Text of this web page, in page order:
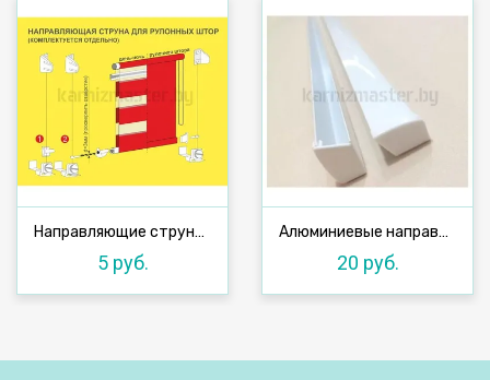
Направляющие струна (леска) 2 м
5 руб.
Алюминиевые направляющие с заглушками 1,33 м (П-образные)
20 руб.